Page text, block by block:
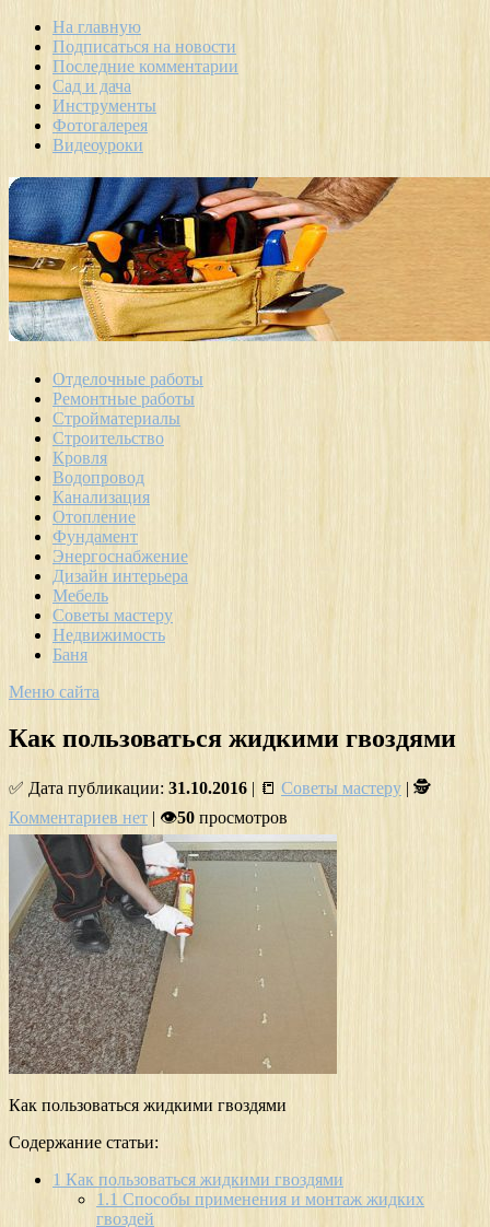
На главную
Подписаться на новости
Последние комментарии
Сад и дача
Инструменты
Фотогалерея
Видеоуроки
Отделочные работы
Ремонтные работы
Стройматериалы
Строительство
Кровля
Водопровод
Канализация
Отопление
Фундамент
Энергоснабжение
Дизайн интерьера
Мебель
Советы мастеру
Недвижимость
Баня
Меню сайта
Как пользоваться жидкими гвоздями
✅ Дата публикации: 31.10.2016 | 📒 Советы мастеру | 🕵
Комментариев нет | 👁50 просмотров
Как пользоваться жидкими гвоздями
Содержание статьи:
1 Как пользоваться жидкими гвоздями
1.1 Способы применения и монтаж жидких
гвоздей